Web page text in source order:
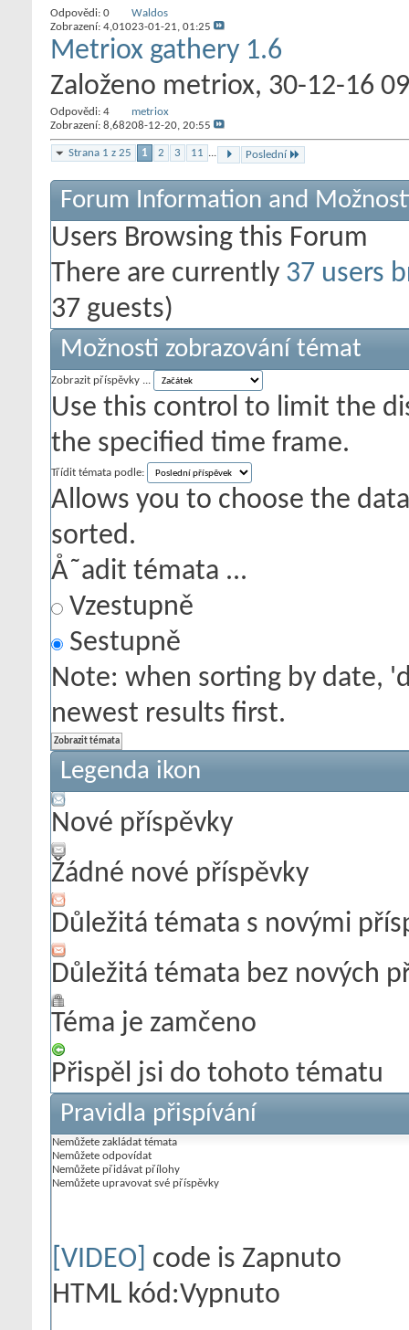
Odpovědi: 0
Zobrazení: 4,010
Waldos
23-01-21, 01:25
Metriox gathery 1.6
Založeno metriox‎, 30-12-16
Odpovědi: 4
Zobrazení: 8,682
metriox
08-12-20, 20:55
Strana 1 z 25 1 2 3 11 ... Poslední
Forum Information and
Users Browsing this Forum
There are currently 37 users
37 guests)
Možnosti zobrazování témat
Zobrazit příspěvky ...
Use this control to limit the
the specified time frame.
Třídit témata podle:
Allows you to choose the
sorted.
Å˜adit témata ...
Vzestupně
Sestupně
Note: when sorting by date,
newest results first.
Legenda ikon
Nové příspěvky
Žádné nové příspěvky
Důležitá témata s novými
Důležitá témata bez nových
Téma je zamčeno
Přispěl jsi do tohoto tématu
Pravidla přispívání
Nemůžete zakládat témata
Nemůžete odpovídat
Nemůžete přidávat přílohy
Nemůžete upravovat své příspěvky
[VIDEO] code is Zapnuto
HTML kód:Vypnuto